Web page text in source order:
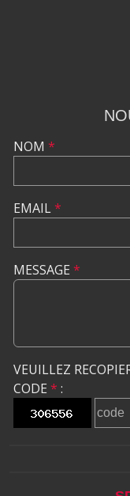
NOM *
EMAIL*
MESSAGE *
VEUILLEZ
CODE * :